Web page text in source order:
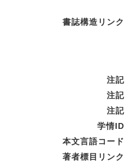
書誌構造リンク
注記
注記
注記
学情ID
本文言語コード
著者標目リンク